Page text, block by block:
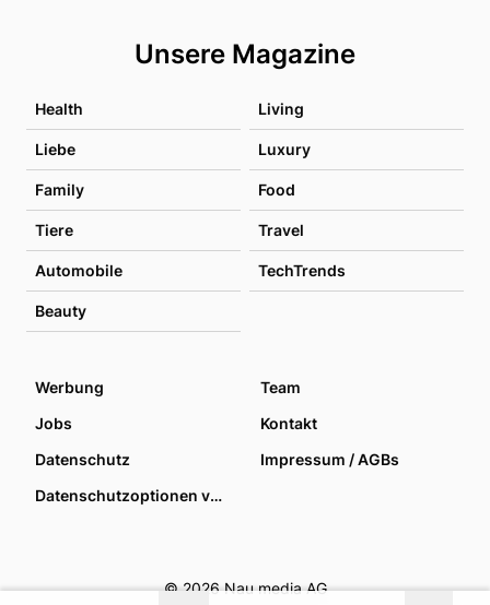
Unsere Magazine
Health Living
Liebe Luxury
Family Food
Tiere Travel
Automobile TechTrends
Beauty
Werbung
Team
Jobs
Kontakt
Datenschutz
Impressum / AGBs
Datenschutzoptionen verwalten
© 2026 Nau media AG